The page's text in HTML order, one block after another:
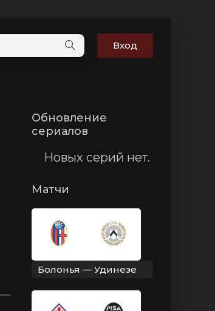
Вход
Обновление
сериалов
Новых серий нет.
Матчи
Болонья — Удинезе